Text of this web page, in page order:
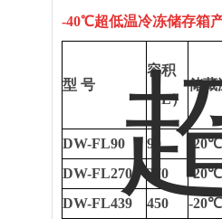
-40℃超低温冷冻储存箱
型 号
容积
（L）
储藏
DW-FL90 90 -20℃
DW-FL270
270 -20℃
DW-FL439
450 -20℃